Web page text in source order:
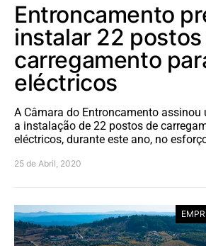
Entroncamento
instalar 22
carregamento
eléctricos
A Câmara do Entroncamento assinou
a instalação de 22 postos de
eléctricos, durante este ano, no
25 de Abril, 2020